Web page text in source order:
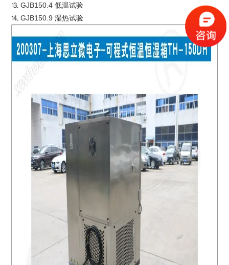
⒔ GJB150.4 低温试验
⒕ GJB150.9 湿热试验